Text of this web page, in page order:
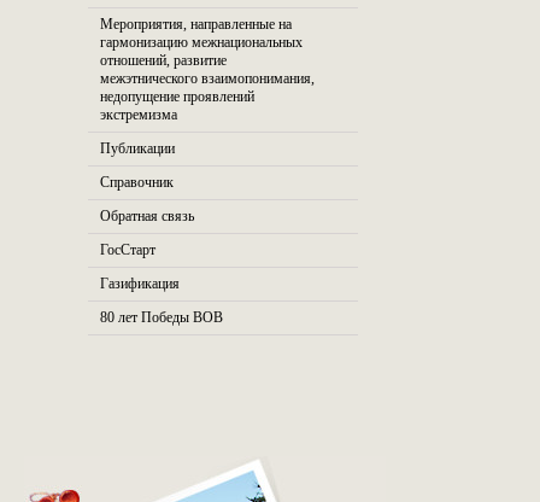
Мероприятия, направленные на
гармонизацию межнациональных
отношений, развитие
межэтнического взаимопонимания,
недопущение проявлений
экстремизма
Публикации
Справочник
Обратная связь
ГосСтарт
Газификация
80 лет Победы ВОВ